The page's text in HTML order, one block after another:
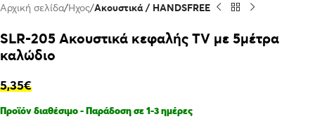
Αρχική σελίδα Ήχος Ακουστικά / HANDSFREE
SLR-205 Ακουστικά κεφαλής TV με 5μέτρα
καλώδιο
5,35€
Προϊόν διαθέσιμο - Παράδοση σε 1-3 ημέρες